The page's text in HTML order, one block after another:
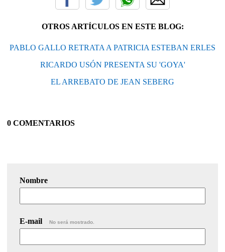
OTROS ARTÍCULOS EN ESTE BLOG:
PABLO GALLO RETRATA A PATRICIA ESTEBAN ERLES
RICARDO USÓN PRESENTA SU 'GOYA'
EL ARREBATO DE JEAN SEBERG
0 COMENTARIOS
Nombre
E-mail No será mostrado.